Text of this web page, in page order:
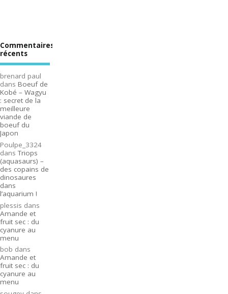
Commentaires
récents
brenard paul
dans Boeuf de
Kobé – Wagyu
: secret de la
meilleure
viande de
boeuf du
Japon
Poulpe_3324
dansTriops
(aquasaurs) –
des copains de
dinosaures
dans
l’aquarium !
plessis dans
Amande et
fruit sec : du
cyanure au
menu
bob dans
Amande et
fruit sec : du
cyanure au
menu